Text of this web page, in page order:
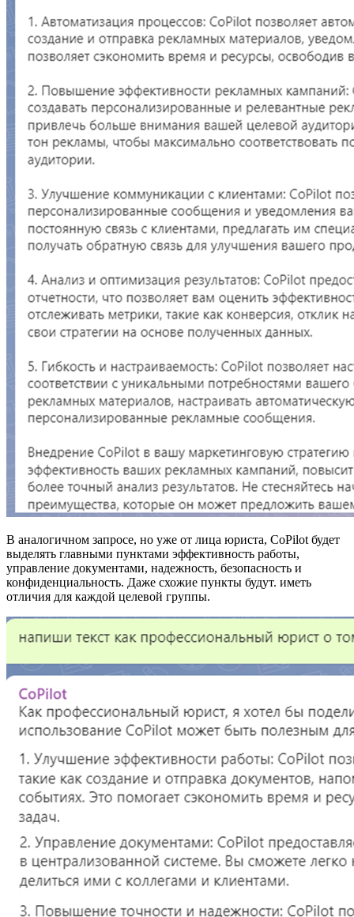
В аналогичном запросе, но уже от лица юриста, CoPilot будет
выделять главными пунктами эффективность работы,
управление документами, надежность, безопасность и
конфиденциальность. Даже схожие пункты будут. иметь
отличия для каждой целевой группы.